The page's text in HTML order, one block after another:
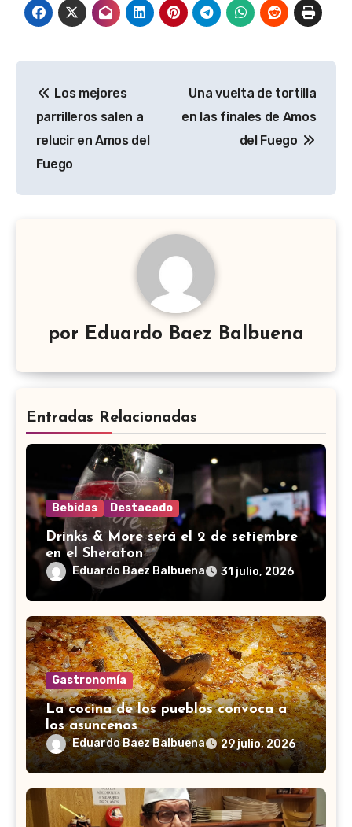
de
entradas
Los mejores
parrilleros salen a
relucir en Amos del
Fuego
Una vuelta de tortilla
en las finales de Amos
del Fuego
por Eduardo Baez Balbuena
Entradas Relacionadas
Bebidas Destacado
Drinks & More será el 2 de setiembre
en el Sheraton
Eduardo Baez Balbuena 31 julio, 2026
Gastronomía
La cocina de los pueblos convoca a
los asuncenos
Eduardo Baez Balbuena 29 julio, 2026